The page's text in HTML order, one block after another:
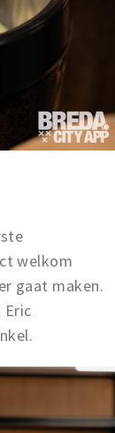
welkom
gaat maken.
Eric